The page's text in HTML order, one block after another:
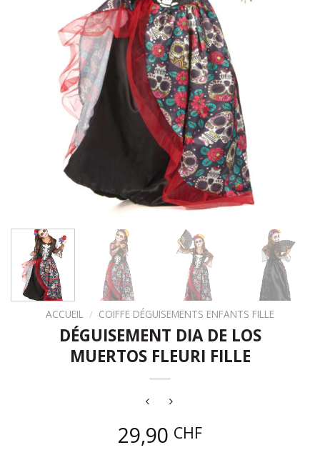
ACCUEIL / COIFFE DÉGUISEMENTS ENFANTS FILLE
DÉGUISEMENT DIA DE LOS
MUERTOS FLEURI FILLE
29,90 CHF